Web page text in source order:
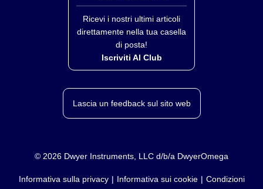
Ricevi i nostri ultimi articoli
direttamente nella tua casella
di posta!
Iscriviti Al Club
Lascia un feedback sul sito web
© 2026 Dwyer Instruments, LLC d/b/a DwyerOmega
Informativa sulla privacy Informativa sui cookie
Condizioni